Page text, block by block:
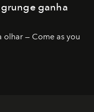
ganha
— Come as you